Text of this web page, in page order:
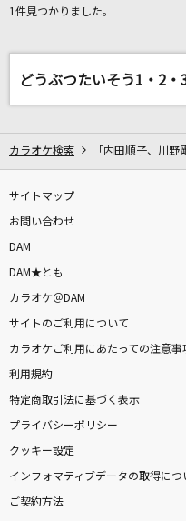
リアルタイムで
吉田山田
[生音]白い恋人達
JANE DOE(ビデオク
米津玄師, 宇多田ヒカル
化けの皮 feat. こぼ・
TeddyLoid
旅路
藤井 風
1件見つかりました。
どうぶつたいそう1・2・
カラオケ検索 「内田順子、川野
サイトマップ
お問い合わせ
DAM
DAM★とも
カラオケ＠DAM
サイトのご利用について
カラオケご利用にあたっての注意事
利用規約
特定商取引法に基づく表示
プライバシーポリシー
クッキー設定
インフォマティブデータの取得につ
ご契約方法